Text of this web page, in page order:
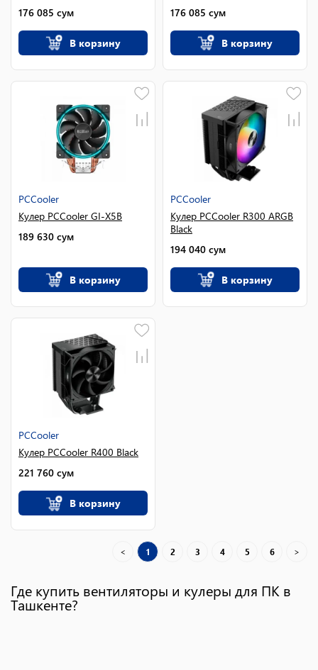
176 085 сум
В корзину
176 085 сум
В корзину
PCCooler
Кулер PCCooler GI-X5B
189 630 сум
В корзину
PCCooler
Кулер PCCooler R300 ARGB
Black
194 040 сум
В корзину
PCCooler
Кулер PCCooler R400 Black
221 760 сум
В корзину
< 1 2 3 4 5 6 >
Где купить вентиляторы и кулеры для ПК в
Ташкенте?